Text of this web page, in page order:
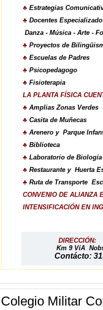
♣ Estrategias
♣ Docentes
Danza - Música - Arte -
♣ Proyectos de
♣ Escuelas de Padres
♣ Psicopedagogo
♣ Fisioterapia
LA PLANTA FÍSICA
♣ Amplias Zonas Verdes
♣ Casita de Muñecas
♣ Arenero y Parque
♣ Biblioteca
♣ Laboratorio de Biología
♣ Restaurante y Huerta
♣ Ruta de Transporte
CONVENIO DE ALIANZA
INTENSIFICACIÓN EN
DIRECCIÓN:
Km 9 VíA
Contácto:
Colegio Militar